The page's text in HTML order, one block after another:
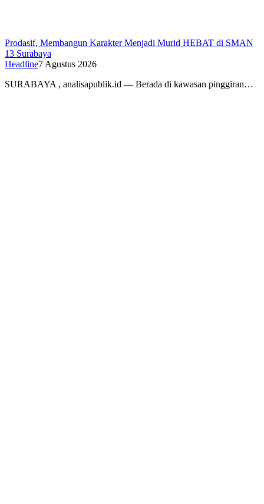
Prodasif, Membangun Karakter Menjadi Murid HEBAT di SMAN
13 Surabaya
Headline7 Agustus 2026
SURABAYA , analisapublik.id — Berada di kawasan pinggiran…